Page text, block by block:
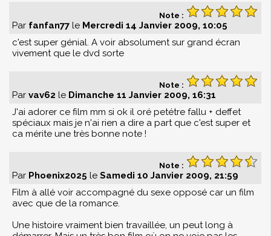
Note :
Par fanfan77 le Mercredi 14 Janvier 2009, 10:05
c'est super génial. A voir absolument sur grand écran
vivement que le dvd sorte
Note :
Par vav62 le Dimanche 11 Janvier 2009, 16:31
J'ai adorer ce film mm si ok il oré petétre fallu + deffet
spéciaux mais je n'ai rien a dire a part que c'est super et
ca mérite une très bonne note !
Note :
Par Phoenix2025 le Samedi 10 Janvier 2009, 21:59
Film à allé voir accompagné du sexe opposé car un film
avec que de la romance.
Une histoire vraiment bien travaillée, un peut long à